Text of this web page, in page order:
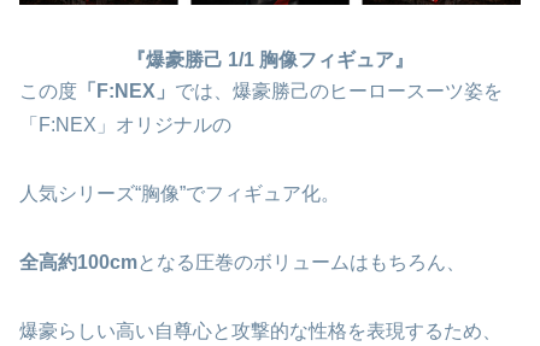
『爆豪勝己 1/1 胸像フィギュア』
この度 「F:NEX」 では、爆豪勝己のヒーロースーツ姿を
「F:NEX」オリジナルの
人気シリーズ“胸像”でフィギュア化。
全高約100cmとなる圧巻のボリュームはもちろん、
爆豪らしい高い自尊心と攻撃的な性格を表現するため、